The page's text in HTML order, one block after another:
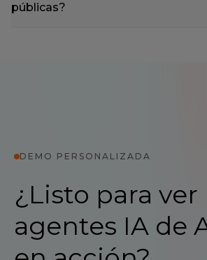
públicas?
DEMO PERSONALIZADA
¿Listo para ver
agentes IA de